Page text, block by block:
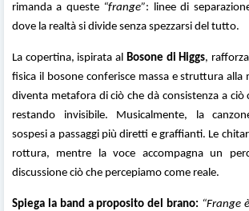
rimanda a queste “frange”: linee di
dove la realtà si divide senza spezzarsi del tutto.
La copertina, ispirata al Bosone di Higgs,
fisica il bosone conferisce massa e struttura alla
diventa metafora di ciò che dà consistenza a ciò
restando invisibile. Musicalmente, la
sospesi a passaggi più diretti e graffianti. Le
rottura, mentre la voce accompagna un
discussione ciò che percepiamo come reale.
Spiega la band a proposito del brano: “Frange